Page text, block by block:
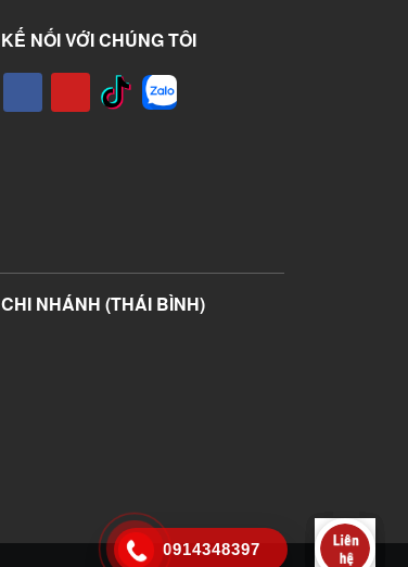
KẾ NỐI VỚI CHÚNG TÔI
CHI NHÁNH (THÁI BÌNH)
0914348397